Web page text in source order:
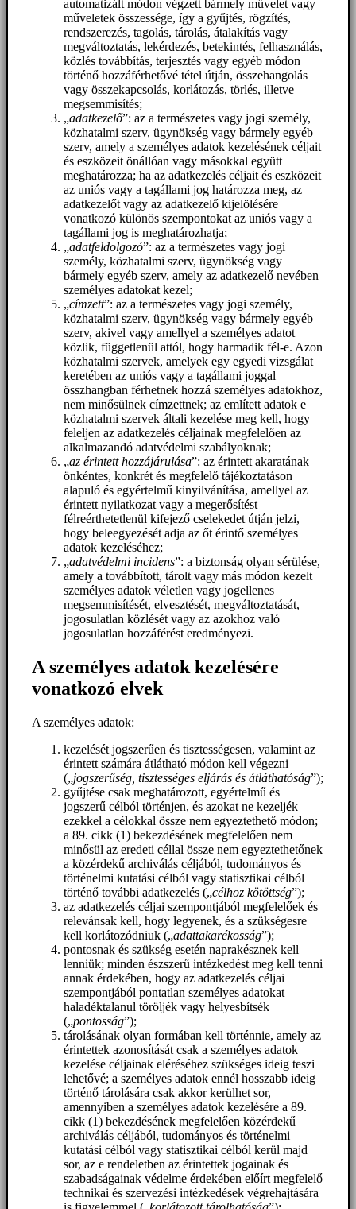
automatizált módon végzett bármely művelet vagy
műveletek összessége, így a gyűjtés, rögzítés,
rendszerezés, tagolás, tárolás, átalakítás vagy
megváltoztatás, lekérdezés, betekintés, felhasználás,
közlés továbbítás, terjesztés vagy egyéb módon
történő hozzáférhetővé tétel útján, összehangolás
vagy összekapcsolás, korlátozás, törlés, illetve
megsemmisítés;
„adatkezelő”: az a természetes vagy jogi személy,
közhatalmi szerv, ügynökség vagy bármely egyéb
szerv, amely a személyes adatok kezelésének céljait
és eszközeit önállóan vagy másokkal együtt
meghatározza; ha az adatkezelés céljait és eszközeit
az uniós vagy a tagállami jog határozza meg, az
adatkezelőt vagy az adatkezelő kijelölésére
vonatkozó különös szempontokat az uniós vagy a
tagállami jog is meghatározhatja;
„adatfeldolgozó”: az a természetes vagy jogi
személy, közhatalmi szerv, ügynökség vagy
bármely egyéb szerv, amely az adatkezelő nevében
személyes adatokat kezel;
„címzett”: az a természetes vagy jogi személy,
közhatalmi szerv, ügynökség vagy bármely egyéb
szerv, akivel vagy amellyel a személyes adatot
közlik, függetlenül attól, hogy harmadik fél-e. Azon
közhatalmi szervek, amelyek egy egyedi vizsgálat
keretében az uniós vagy a tagállami joggal
összhangban férhetnek hozzá személyes adatokhoz,
nem minősülnek címzettnek; az említett adatok e
közhatalmi szervek általi kezelése meg kell, hogy
feleljen az adatkezelés céljainak megfelelően az
alkalmazandó adatvédelmi szabályoknak;
„az érintett hozzájárulása”: az érintett akaratának
önkéntes, konkrét és megfelelő tájékoztatáson
alapuló és egyértelmű kinyilvánítása, amellyel az
érintett nyilatkozat vagy a megerősítést
félreérthetetlenül kifejező cselekedet útján jelzi,
hogy beleegyezését adja az őt érintő személyes
adatok kezeléséhez;
„adatvédelmi incidens”: a biztonság olyan sérülése,
amely a továbbított, tárolt vagy más módon kezelt
személyes adatok véletlen vagy jogellenes
megsemmisítését, elvesztését, megváltoztatását,
jogosulatlan közlését vagy az azokhoz való
jogosulatlan hozzáférést eredményezi.
A személyes adatok kezelésére
vonatkozó elvek
A személyes adatok:
kezelését jogszerűen és tisztességesen, valamint az
érintett számára átlátható módon kell végezni
(„jogszerűség, tisztességes eljárás és átláthatóság”);
gyűjtése csak meghatározott, egyértelmű és
jogszerű célból történjen, és azokat ne kezeljék
ezekkel a célokkal össze nem egyeztethető módon;
a 89. cikk (1) bekezdésének megfelelően nem
minősül az eredeti céllal össze nem egyeztethetőnek
a közérdekű archiválás céljából, tudományos és
történelmi kutatási célból vagy statisztikai célból
történő további adatkezelés („célhoz kötöttség”);
az adatkezelés céljai szempontjából megfelelőek és
relevánsak kell, hogy legyenek, és a szükségesre
kell korlátozódniuk („adattakarékosság”);
pontosnak és szükség esetén naprakésznek kell
lenniük; minden észszerű intézkedést meg kell tenni
annak érdekében, hogy az adatkezelés céljai
szempontjából pontatlan személyes adatokat
haladéktalanul töröljék vagy helyesbítsék
(„pontosság”);
tárolásának olyan formában kell történnie, amely az
érintettek azonosítását csak a személyes adatok
kezelése céljainak eléréséhez szükséges ideig teszi
lehetővé; a személyes adatok ennél hosszabb ideig
történő tárolására csak akkor kerülhet sor,
amennyiben a személyes adatok kezelésére a 89.
cikk (1) bekezdésének megfelelően közérdekű
archiválás céljából, tudományos és történelmi
kutatási célból vagy statisztikai célból kerül majd
sor, az e rendeletben az érintettek jogainak és
szabadságainak védelme érdekében előírt megfelelő
technikai és szervezési intézkedések végrehajtására